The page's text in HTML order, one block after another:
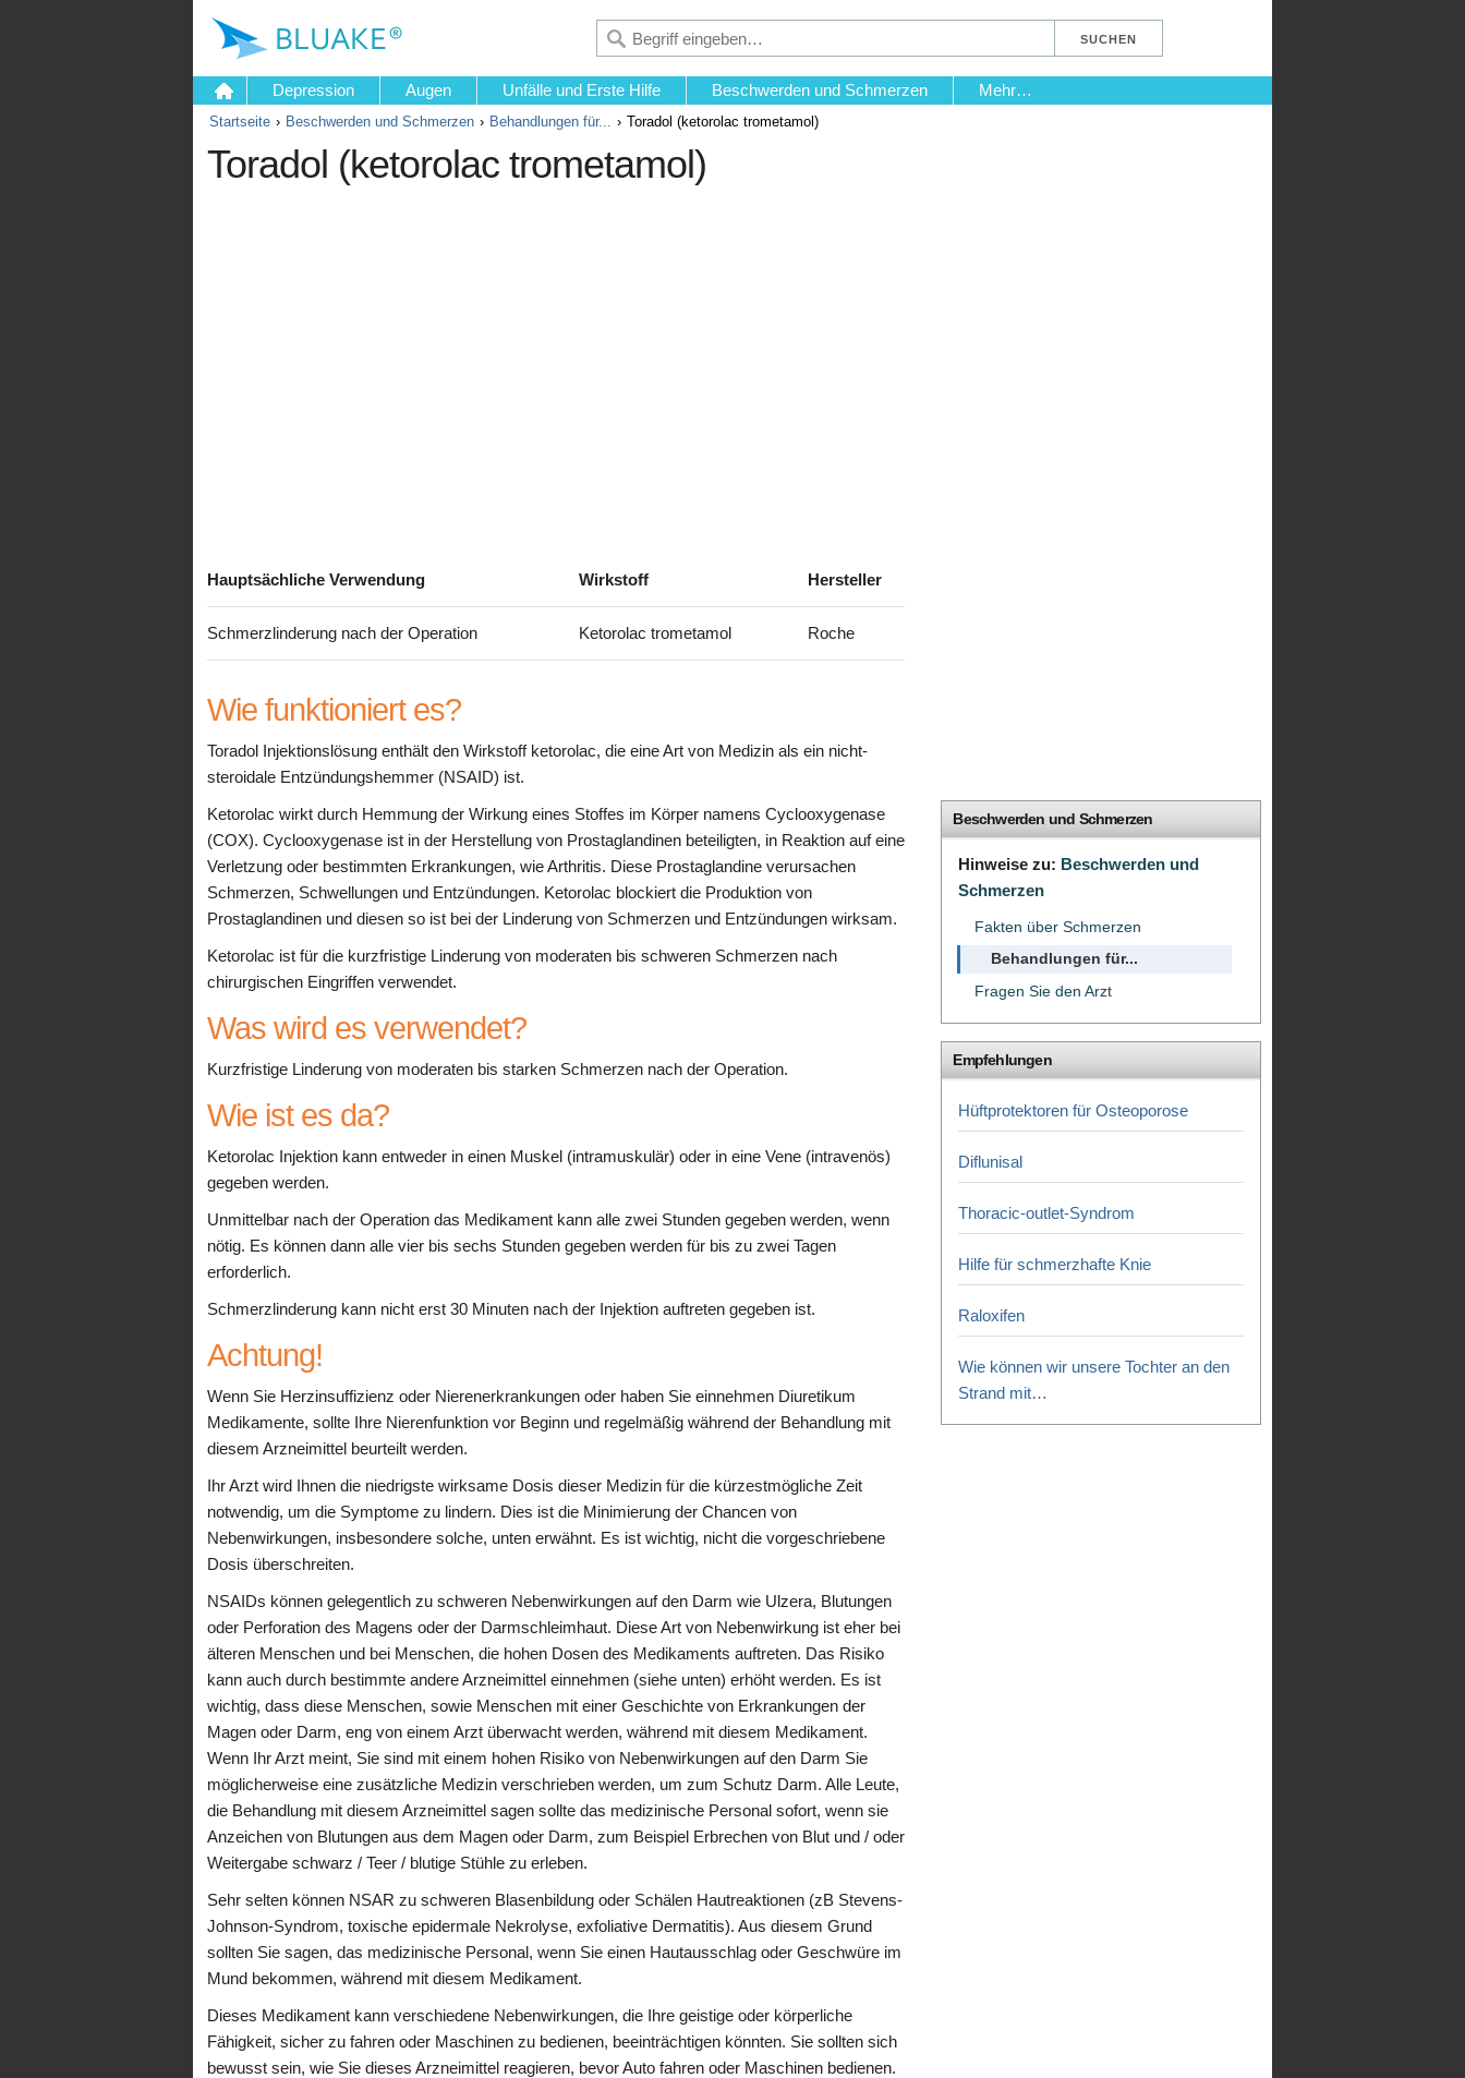
Depression Augen Unfälle und Erste Hilfe Beschwerden und Schmerzen Mehr…
Startseite Beschwerden und Schmerzen Behandlungen für... Toradol (ketorolac trometamol)
Toradol (ketorolac trometamol)
Hauptsächliche Verwendung Wirkstoff Hersteller
Schmerzlinderung nach der Operation Ketorolac trometamol Roche
Wie funktioniert es?
Toradol Injektionslösung enthält den Wirkstoff ketorolac, die eine Art von Medizin als ein nicht-
steroidale Entzündungshemmer (NSAID) ist.
Ketorolac wirkt durch Hemmung der Wirkung eines Stoffes im Körper namens Cyclooxygenase
(COX). Cyclooxygenase ist in der Herstellung von Prostaglandinen beteiligten, in Reaktion auf eine
Verletzung oder bestimmten Erkrankungen, wie Arthritis. Diese Prostaglandine verursachen
Schmerzen, Schwellungen und Entzündungen. Ketorolac blockiert die Produktion von
Prostaglandinen und diesen so ist bei der Linderung von Schmerzen und Entzündungen wirksam.
Ketorolac ist für die kurzfristige Linderung von moderaten bis schweren Schmerzen nach
chirurgischen Eingriffen verwendet.
Was wird es verwendet?
Kurzfristige Linderung von moderaten bis starken Schmerzen nach der Operation.
Wie ist es da?
Ketorolac Injektion kann entweder in einen Muskel (intramuskulär) oder in eine Vene (intravenös)
gegeben werden.
Unmittelbar nach der Operation das Medikament kann alle zwei Stunden gegeben werden, wenn
nötig. Es können dann alle vier bis sechs Stunden gegeben werden für bis zu zwei Tagen
erforderlich.
Schmerzlinderung kann nicht erst 30 Minuten nach der Injektion auftreten gegeben ist.
Achtung!
Wenn Sie Herzinsuffizienz oder Nierenerkrankungen oder haben Sie einnehmen Diuretikum
Medikamente, sollte Ihre Nierenfunktion vor Beginn und regelmäßig während der Behandlung mit
diesem Arzneimittel beurteilt werden.
Ihr Arzt wird Ihnen die niedrigste wirksame Dosis dieser Medizin für die kürzestmögliche Zeit
notwendig, um die Symptome zu lindern. Dies ist die Minimierung der Chancen von
Nebenwirkungen, insbesondere solche, unten erwähnt. Es ist wichtig, nicht die vorgeschriebene
Dosis überschreiten.
NSAIDs können gelegentlich zu schweren Nebenwirkungen auf den Darm wie Ulzera, Blutungen
oder Perforation des Magens oder der Darmschleimhaut. Diese Art von Nebenwirkung ist eher bei
älteren Menschen und bei Menschen, die hohen Dosen des Medikaments auftreten. Das Risiko
kann auch durch bestimmte andere Arzneimittel einnehmen (siehe unten) erhöht werden. Es ist
wichtig, dass diese Menschen, sowie Menschen mit einer Geschichte von Erkrankungen der
Magen oder Darm, eng von einem Arzt überwacht werden, während mit diesem Medikament.
Wenn Ihr Arzt meint, Sie sind mit einem hohen Risiko von Nebenwirkungen auf den Darm Sie
möglicherweise eine zusätzliche Medizin verschrieben werden, um zum Schutz Darm. Alle Leute,
die Behandlung mit diesem Arzneimittel sagen sollte das medizinische Personal sofort, wenn sie
Anzeichen von Blutungen aus dem Magen oder Darm, zum Beispiel Erbrechen von Blut und / oder
Weitergabe schwarz / Teer / blutige Stühle zu erleben.
Sehr selten können NSAR zu schweren Blasenbildung oder Schälen Hautreaktionen (zB Stevens-
Johnson-Syndrom, toxische epidermale Nekrolyse, exfoliative Dermatitis). Aus diesem Grund
sollten Sie sagen, das medizinische Personal, wenn Sie einen Hautausschlag oder Geschwüre im
Mund bekommen, während mit diesem Medikament.
Dieses Medikament kann verschiedene Nebenwirkungen, die Ihre geistige oder körperliche
Fähigkeit, sicher zu fahren oder Maschinen zu bedienen, beeinträchtigen könnten. Sie sollten sich
bewusst sein, wie Sie dieses Arzneimittel reagieren, bevor Auto fahren oder Maschinen bedienen.
Beschwerden und Schmerzen
Hinweise zu: Beschwerden und
Schmerzen
Fakten über Schmerzen
Behandlungen für...
Fragen Sie den Arzt
Empfehlungen
Hüftprotektoren für Osteoporose
Diflunisal
Thoracic-outlet-Syndrom
Hilfe für schmerzhafte Knie
Raloxifen
Wie können wir unsere Tochter an den
Strand mit…